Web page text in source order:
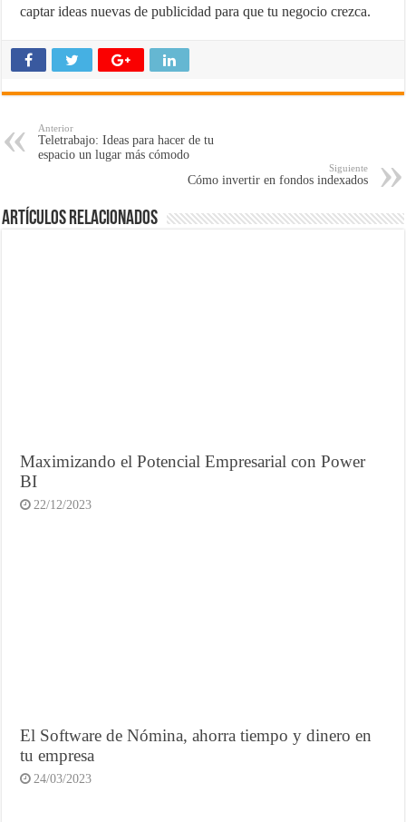
captar ideas nuevas de publicidad para que tu negocio crezca.
Anterior
Teletrabajo: Ideas para hacer de tu
espacio un lugar más cómodo
Siguiente
Cómo invertir en fondos indexados
Artículos Relacionados
Maximizando el Potencial Empresarial con Power
BI
22/12/2023
El Software de Nómina, ahorra tiempo y dinero en
tu empresa
24/03/2023